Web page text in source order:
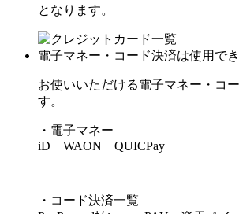
となります。
電子マネー・コード決済は使用でき
お使いいただける電子マネー・コ
す。
・電子マネー
iD WAON QUICPay
・コード決済一覧